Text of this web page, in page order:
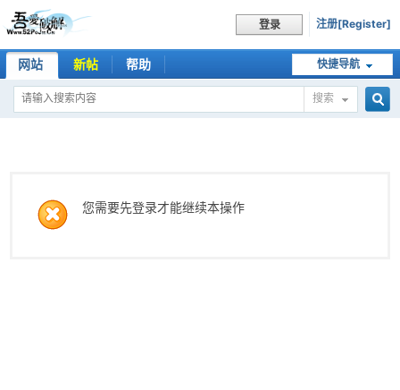
登录 注册[Register]
快捷导航
网站 新帖 帮助
搜索
您需要先登录才能继续本操作